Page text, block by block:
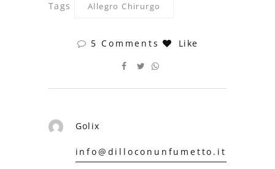
Tags Allegro Chirurgo
5 Comments Like
Golix
info@dilloconunfumetto.it